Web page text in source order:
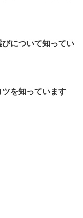
について知ってい
を知っています